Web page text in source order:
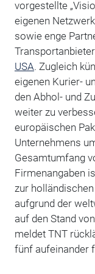
vorgestellte
eigenen
sowie enge
USA. Zugleich
eigenen Kurier-
den Abhol- und
weiter zu
europäischen
Unternehmens
Gesamtumfang
Firmenangaben
zur holländischen
aufgrund der
auf den Stand
meldet TNT
fünf aufeinander